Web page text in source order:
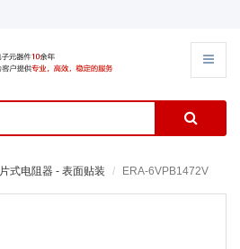
片式电阻器 - 表面贴装 ERA-6VPB1472V